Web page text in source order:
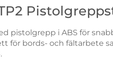
för TekBox
pistolgrepp i ABS för
för bords- och fältarbete
Tekbox TBTP2